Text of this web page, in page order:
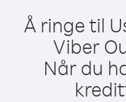
Å ringe til
Viber
Når du